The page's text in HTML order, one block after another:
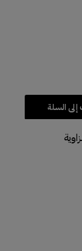
السلة